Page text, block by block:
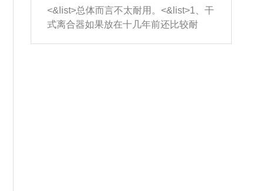
能够得到解决。
机油粘度过小的话，同样会有烧机油现
象，机油粘度过小具有很好的流动性，
裂，破裂后会出现漏油现象，使半轴磨
损严重，磨损的半轴容易损坏，产生异
响；<&list>3.稳定器的转向胶套和球头
<&list>总体而言不太耐用。<&list>1、干
式离合器如果放在十几年前还比较耐